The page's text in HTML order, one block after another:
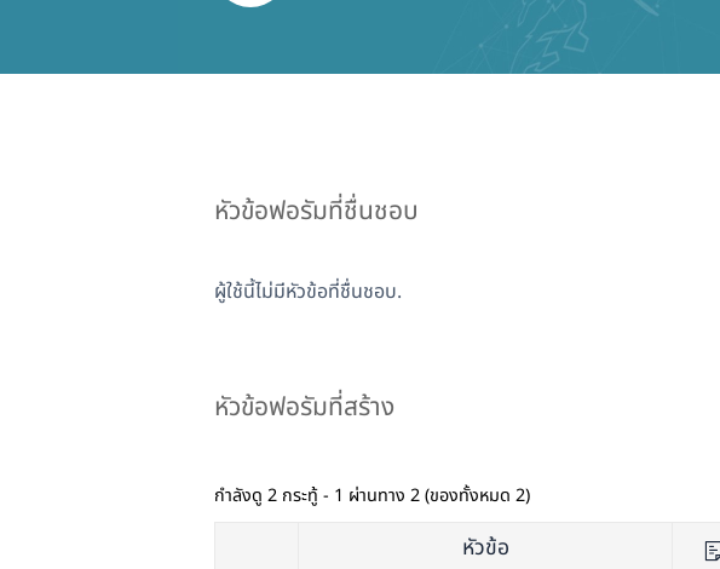
หัวข้อฟอรัมที่ชื่นชอบ
ผู้ใช้นี้ไม่มีหัวข้อที่ชื่นชอบ.
หัวข้อฟอรัมที่สร้าง
กำลังดู 2 กระทู้ - 1 ผ่านทาง 2 (ของทั้งหมด 2)
หัวข้อ